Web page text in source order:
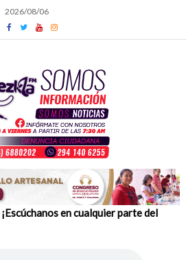
2026/08/06
en cualquier parte del